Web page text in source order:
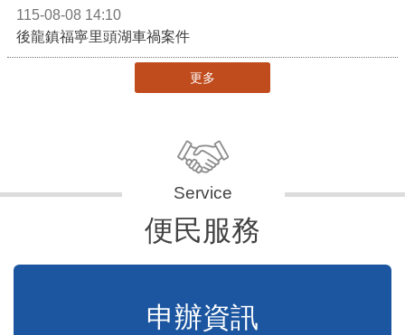
115-08-08 14:10
後龍鎮福寧里頭湖車禍案件
更多
便民服務
申辦資訊